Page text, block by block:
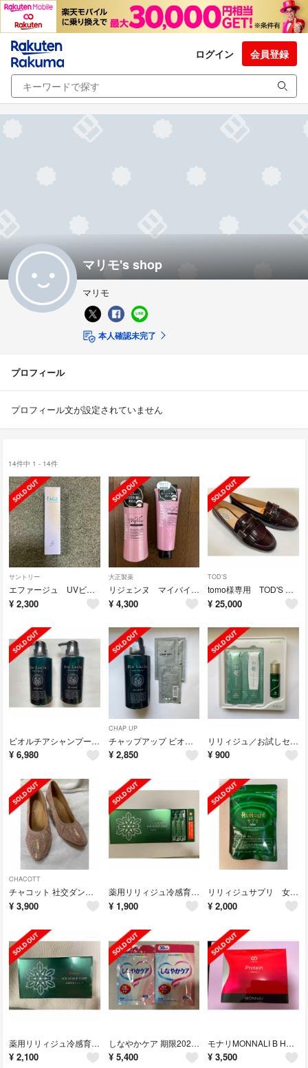
ログイン 会員登録
マリモ's shop
マリモ
本人確認未完了
プロフィール
プロフィール文が設定されていません
14件中 1 - 14件
サントリー
エファージュ UVビューティベース 30g 日中用クリーム化粧下地★新品未使用
¥ 2,300
大正製薬
リジェンヌ マイバイタル シャンプー&トリートメント
¥ 4,300
TOD'S
tomo様専用 TOD'S エナメルローファー 37.5 (24.5㎝)
¥ 25,000
ビオルチアシャンプー新品 2本
¥ 6,980
CHAP UP
チャップアップ ビオルチア シャンプー 300ml 1本
¥ 2,850
リリィジュ／お試しセット3種（育毛剤 ふわ髪シャンプー＆リンス）
¥ 900
CHACOTT
チャコット 社交ダンスシューズ(ヒール]23.5cm
¥ 3,900
薬用リリィジュ冷感育毛エッセンス8包☆未使用
¥ 1,900
リリィジュサプリ 女性のための飲むリリィジュ 期限2024年8月
¥ 2,000
薬用リリィジュ冷感育毛エッセンス8包☆新品
¥ 2,100
しなやかケア 期限2024/05/08年齢ペプチド カルピス健康通販 アサヒ
¥ 5,400
モナリMONNALI B HACHI プロテイン 20袋
¥ 3,500